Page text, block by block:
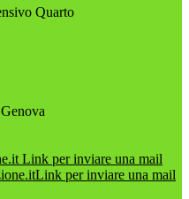
Quarto
Link per inviare una mail
Link per inviare una mail